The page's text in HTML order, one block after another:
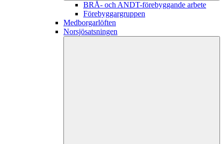
BRÅ- och ANDT-förebyggande arbete
Förebyggargruppen
Medborgarlöften
Norsjösatsningen